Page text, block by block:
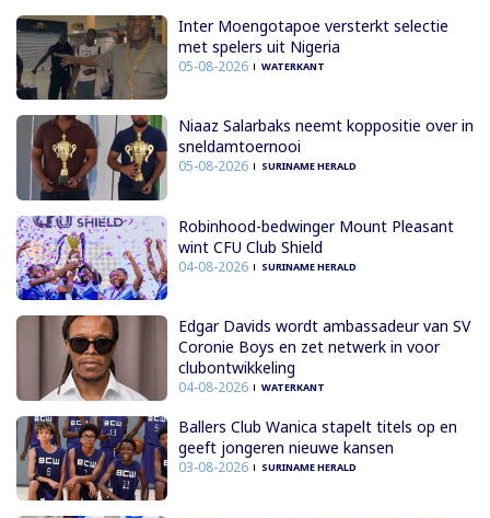
Inter Moengotapoe versterkt selectie
met spelers uit Nigeria
05-08-2026 WATERKANT
Niaaz Salarbaks neemt koppositie over in
sneldamtoernooi
05-08-2026 SURINAME HERALD
Robinhood-bedwinger Mount Pleasant
wint CFU Club Shield
04-08-2026 SURINAME HERALD
Edgar Davids wordt ambassadeur van SV
Coronie Boys en zet netwerk in voor
clubontwikkeling
04-08-2026 WATERKANT
Ballers Club Wanica stapelt titels op en
geeft jongeren nieuwe kansen
03-08-2026 SURINAME HERALD